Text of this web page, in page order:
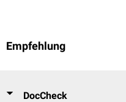
Empfehlung
DocCheck